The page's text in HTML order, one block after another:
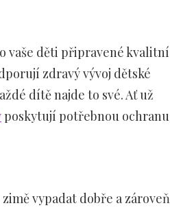
vaše děti připravené kvalitní
zdravý vývoj dětské
dítě najde to své. Ať už
poskytují potřebnou ochranu
vypadat dobře a zároveň